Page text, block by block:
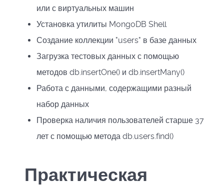
или с виртуальных машин
Установка утилиты MongoDB Shell
Создание коллекции "users" в базе данных
Загрузка тестовых данных с помощью
методов db.insertOne() и db.insertMany()
Работа с данными, содержащими разный
набор данных
Проверка наличия пользователей старше 37
лет с помощью метода db.users.find()
Практическая